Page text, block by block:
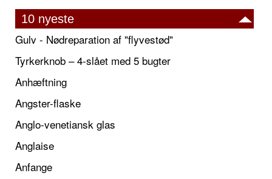
10 nyeste
Gulv - Nødreparation af "flyvestød"
Tyrkerknob – 4-slået med 5 bugter
Anhæftning
Angster-flaske
Anglo-venetiansk glas
Anglaise
Anfange